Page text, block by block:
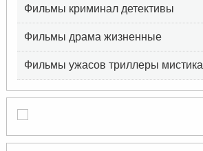
Фильмы криминал детективы
Фильмы драма жизненные
Фильмы ужасов триллеры мистика